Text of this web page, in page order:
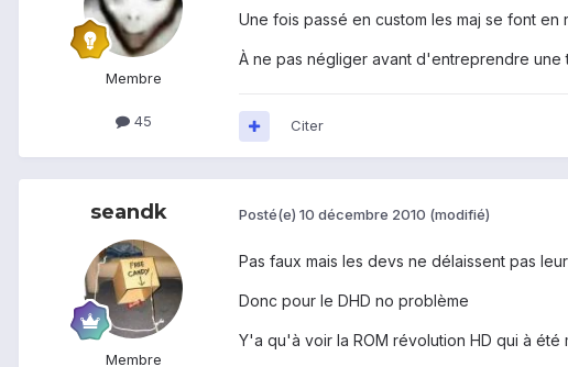
Membre
45
Une fois passé en custom les maj se font en
À ne pas négliger avant d'entreprendre une
Citer
seandk
Membre
Posté(e) 10 décembre 2010 (modifié)
Pas faux mais les devs ne délaissent pas
Donc pour le DHD no problème
Y'a qu'à voir la ROM révolution HD qui à